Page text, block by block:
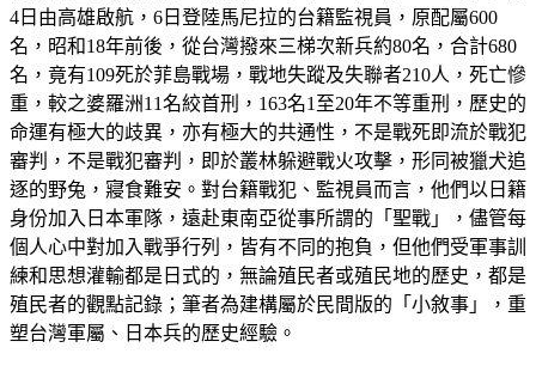
4日由高雄啟航，6日登陸馬尼拉的台籍監視員，原配屬600
名，昭和18年前後，從台灣撥來三梯次新兵約80名，合計680
名，竟有109死於菲島戰場，戰地失蹤及失聯者210人，死亡慘
重，較之婆羅洲11名絞首刑，163名1至20年不等重刑，歷史的
命運有極大的歧異，亦有極大的共通性，不是戰死即流於戰犯
審判，不是戰犯審判，即於叢林躲避戰火攻擊，形同被獵犬追
逐的野兔，寢食難安。對台籍戰犯、監視員而言，他們以日籍
身份加入日本軍隊，遠赴東南亞從事所謂的「聖戰」，儘管每
個人心中對加入戰爭行列，皆有不同的抱負，但他們受軍事訓
練和思想灌輸都是日式的，無論殖民者或殖民地的歷史，都是
殖民者的觀點記錄；筆者為建構屬於民間版的「小敘事」，重
塑台灣軍屬、日本兵的歷史經驗。